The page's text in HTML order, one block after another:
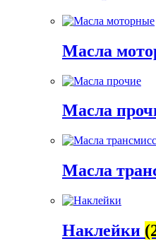
Масла
Масла
Масла
Наклейки